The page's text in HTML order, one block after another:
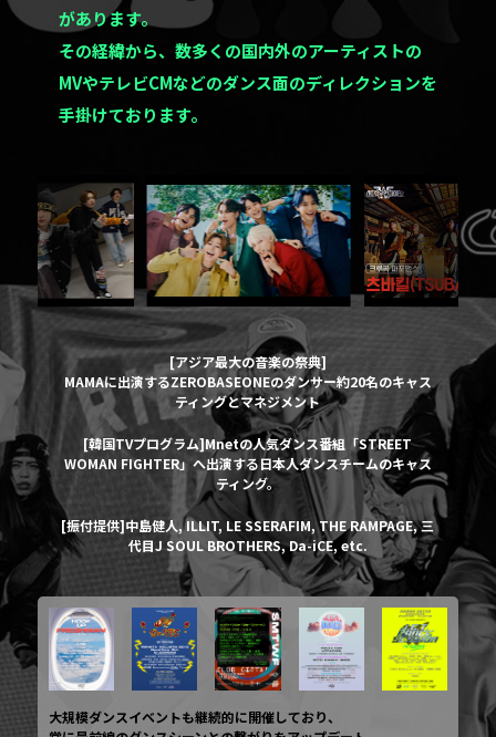
があります。
その経緯から、数多くの国内外のアーティストの
MVやテレビCMなどのダンス面のディレクションを
手掛けております。
[アジア最大の音楽の祭典]
MAMAに出演するZEROBASEONEのダンサー約20名のキャス
ティングとマネジメント
[韓国TVプログラム]Mnetの人気ダンス番組「STREET
WOMAN FIGHTER」へ出演する日本人ダンスチームのキャス
ティング。
[振付提供]中島健人, ILLIT, LE SSERAFIM, THE RAMPAGE, 三
代目J SOUL BROTHERS, Da-iCE, etc.
大規模ダンスイベントも継続的に開催しており、